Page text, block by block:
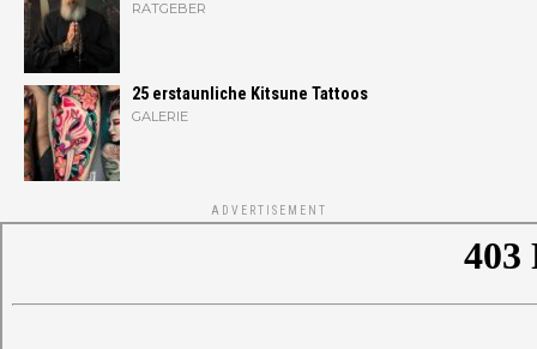
RATGEBER
25 erstaunliche Kitsune Tattoos
GALERIE
ADVERTISEMENT